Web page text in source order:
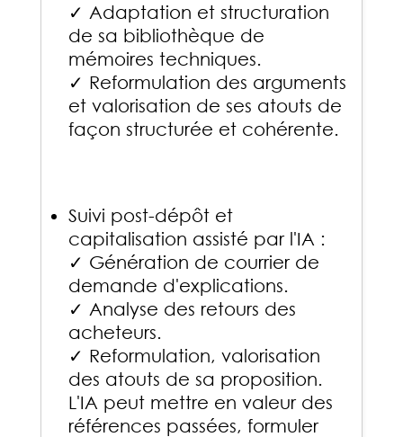
✓ Adaptation et structuration
de sa bibliothèque de
mémoires techniques.
✓ Reformulation des arguments
et valorisation de ses atouts de
façon structurée et cohérente.
Suivi post-dépôt et
capitalisation assisté par l'IA :
✓ Génération de courrier de
demande d'explications.
✓ Analyse des retours des
acheteurs.
✓ Reformulation, valorisation
des atouts de sa proposition.
L'IA peut mettre en valeur des
références passées, formuler